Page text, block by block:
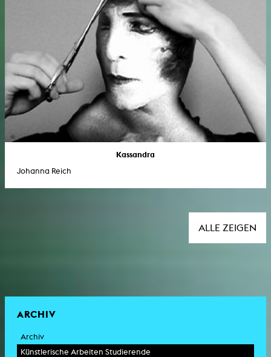
Kassandra
Johanna Reich
ALLE ZEIGEN
ARCHIV
Archiv
Künstlerische Arbeiten Studierende